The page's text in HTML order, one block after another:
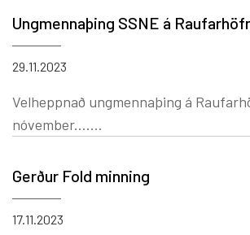
Ungmennaþing SSNE á
29.11.2023
Velheppnað ungmennaþing á
nóvember.......
Gerður Fold minning
17.11.2023